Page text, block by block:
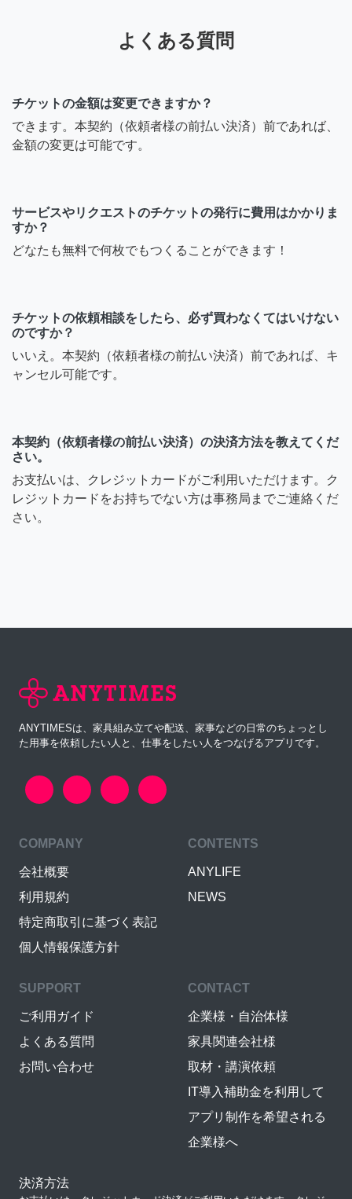
よくある質問
チケットの金額は変更できますか？
できます。本契約（依頼者様の前払い決済）前であれば、
金額の変更は可能です。
サービスやリクエストのチケットの発行に費用はかかりま
すか？
どなたも無料で何枚でもつくることができます！
チケットの依頼相談をしたら、必ず買わなくてはいけない
のですか？
いいえ。本契約（依頼者様の前払い決済）前であれば、キ
ャンセル可能です。
本契約（依頼者様の前払い決済）の決済方法を教えてくだ
さい。
お支払いは、クレジットカードがご利用いただけます。ク
レジットカードをお持ちでない方は事務局までご連絡くだ
さい。
ANYTIMESは、家具組み立てや配送、家事などの日常のちょっとし
た用事を依頼したい人と、仕事をしたい人をつなげるアプリです。
COMPANY
会社概要
利用規約
特定商取引に基づく表記
個人情報保護方針
CONTENTS
ANYLIFE
NEWS
SUPPORT
ご利用ガイド
よくある質問
お問い合わせ
CONTACT
企業様・自治体様
家具関連会社様
取材・講演依頼
IT導入補助金を利用して
アプリ制作を希望される
企業様へ
決済方法